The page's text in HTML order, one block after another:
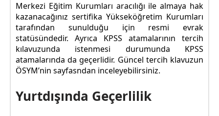
Merkezi Eğitim Kurumları aracılığı ile almaya hak
kazanacağınız sertifika Yükseköğretim Kurumları
tarafından sunulduğu için resmi evrak
statüsündedir. Ayrıca KPSS atamalarının tercih
kılavuzunda istenmesi durumunda KPSS
atamalarında da geçerlidir. Güncel tercih klavuzun
ÖSYM’nin sayfasndan inceleyebilirsiniz.
Yurtdışında Geçerlilik